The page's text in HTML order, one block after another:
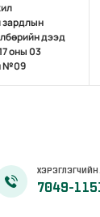
зардлын
дээд
оны 03
№09
ХЭРЭГЛЭГЧИЙН
7049-